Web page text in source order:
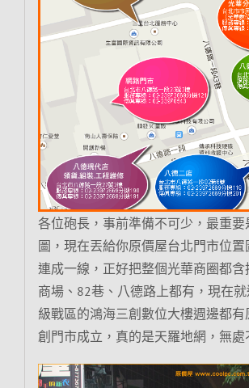
各位砲長，事前準備不可少，最重要
圖，現在丟給你原價屋台北門市位置
連成一線，正好把整個光華商圈都
商場、82巷、八德路上都有，現在
級戰區的鴻海三創數位大樓週邊都有
創門市成立，真的是天羅地網，無處